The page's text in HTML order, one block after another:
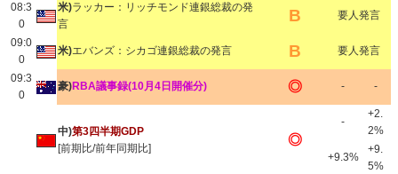
08:3
0
米)ラッカー：リッチモンド連銀総裁の発
言
B 要人発言
09:0
0
米)エバンズ：シカゴ連銀総裁の発言 B 要人発言
09:3
0
豪)RBA議事録(10月4日開催分) ◎ - -
中)第3四半期GDP
[前期比/前年同期比]
◎
-
+2.
2%
+9.3%
+9.
5%